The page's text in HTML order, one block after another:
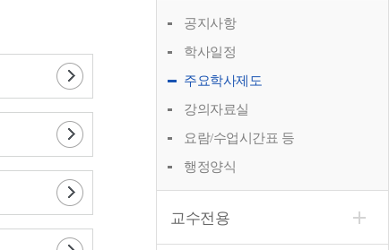
공지사항
학사일정
주요학사제도
강의자료실
요람/수업시간표 등
행정양식
교수전용